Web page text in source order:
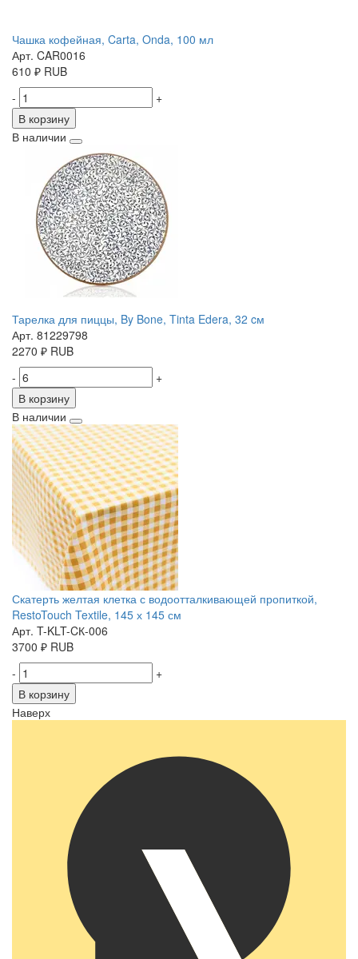
Чашка кофейная, Carta, Onda, 100 мл
Арт. CAR0016
610 ₽ RUB
-
+
В корзину
В наличии
Тарелка для пиццы, By Bone, Tinta Edera, 32 cм
Арт. 81229798
2270 ₽ RUB
-
+
В корзину
В наличии
Скатерть желтая клетка с водоотталкивающей пропиткой,
RestoTouch Textile, 145 х 145 см
Арт. T-KLT-CК-006
3700 ₽ RUB
-
+
В корзину
Наверх